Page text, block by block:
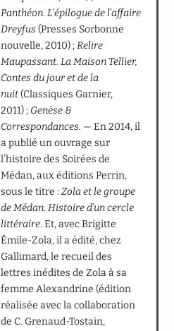
Panthéon. L’épilogue de l’affaire
Dreyfus(Presses Sorbonne
nouvelle, 2010) ;Relire
Maupassant. La Maison Tellier,
Contes du jour et de la
nuit(Classiques Garnier,
2011) ; Genèse &
Correspondances. —En 2014, il
a publié un ouvrage sur
l’histoire des Soirées de
Médan, aux éditions Perrin,
sous le titre :Zola et le groupe
de Médan. Histoire d’un cercle
littéraire. Et, avec Brigitte
Émile-Zola, il a édité, chez
Gallimard, le recueil des
lettres inédites de Zola à sa
femme Alexandrine (édition
réalisée avec la collaboration
de C. Grenaud-Tostain,